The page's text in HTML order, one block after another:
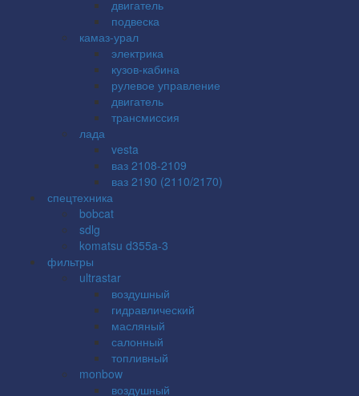
двигатель
подвеска
камаз-урал
электрика
кузов-кабина
рулевое управление
двигатель
трансмиссия
лада
vesta
ваз 2108-2109
ваз 2190 (2110/2170)
спецтехника
bobcat
sdlg
komatsu d355a-3
фильтры
ultrastar
воздушный
гидравлический
масляный
салонный
топливный
monbow
воздушный